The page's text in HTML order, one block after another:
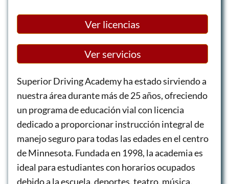
Ver licencias
Ver servicios
Superior Driving Academy ha estado sirviendo a
nuestra área durante más de 25 años, ofreciendo
un programa de educación vial con licencia
dedicado a proporcionar instrucción integral de
manejo seguro para todas las edades en el centro
de Minnesota. Fundada en 1998, la academia es
ideal para estudiantes con horarios ocupados
debido a la escuela, deportes, teatro, música,